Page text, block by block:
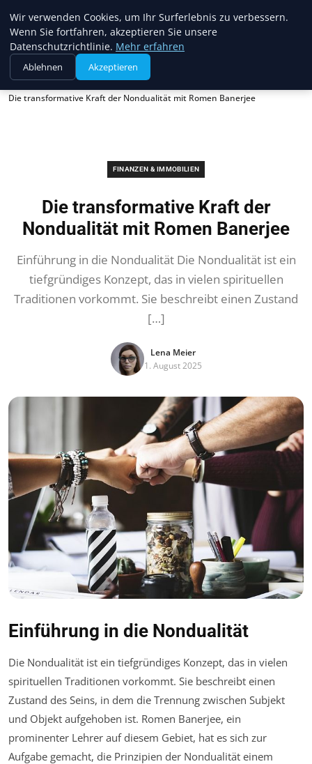
Web Recorder
Die transformative Kraft der Nondualität mit Romen Banerjee
FINANZEN & IMMOBILIEN
Die transformative Kraft der
Nondualität mit Romen Banerjee
Einführung in die Nondualität Die Nondualität ist ein
tiefgründiges Konzept, das in vielen spirituellen
Traditionen vorkommt. Sie beschreibt einen Zustand
[…]
Lena Meier
1. August 2025
Einführung in die Nondualität
Die Nondualität ist ein tiefgründiges Konzept, das in vielen
spirituellen Traditionen vorkommt. Sie beschreibt einen
Zustand des Seins, in dem die Trennung zwischen Subjekt
und Objekt aufgehoben ist. Romen Banerjee, ein
prominenter Lehrer auf diesem Gebiet, hat es sich zur
Aufgabe gemacht, die Prinzipien der Nondualität einem
Wir verwenden Cookies, um Ihr Surferlebnis zu verbessern.
Wenn Sie fortfahren, akzeptieren Sie unsere
Datenschutzrichtlinie. Mehr erfahren
Ablehnen Akzeptieren